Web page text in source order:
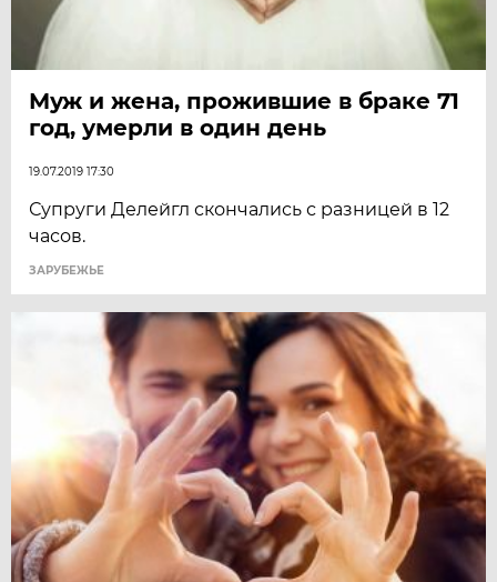
Муж и жена, прожившие в браке 71
год, умерли в один день
19.07.2019 17:30
Супруги Делейгл скончались с разницей в 12
часов.
ЗАРУБЕЖЬЕ